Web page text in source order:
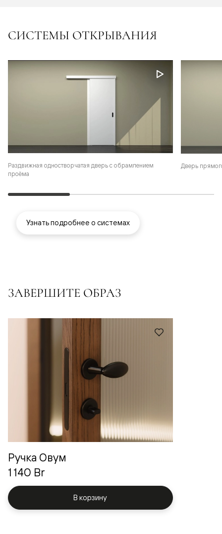
СИСТЕМЫ ОТКРЫВАНИЯ
Раздвижная одностворчатая дверь с обрамлением
проёма
Дверь
Узнать подробнее о системах
ЗАВЕРШИТЕ ОБРАЗ
Ручка Овум
1 140 Br
В корзину